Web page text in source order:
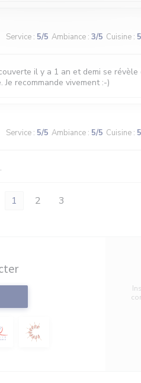
Service: 5/5 Ambiance: 3/5 Cuisine: 5
il y a 1 an et demi se
recommande vivement :-)
Service: 5/5 Ambiance: 5/5 Cuisine: 5
1 2 3